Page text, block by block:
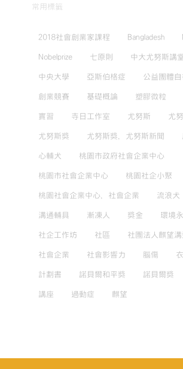
常用標籤
2018社會創業家課程 Bangladesh
Nobelprize 七原則 中大尤努斯講
中央大學 亞斯伯格症 公益團體自
創業競賽 基礎概論 塑膠微粒
實習 寺日工作室 尤努斯 尤
尤努斯獎 尤努斯獎，尤努斯新聞
心輔犬 桃園市政府社會企業中心
桃園市社會企業中心 桃園社企小聚
桃園社會企業中心，社會企業 流浪犬
溝通輔具 漸凍人 獎金 環境
社企工作坊 社區 社團法人麒望
社會企業 社會影響力 腦傷
計劃書 諾貝爾和平獎 諾貝爾獎
講座 過動症 麒望